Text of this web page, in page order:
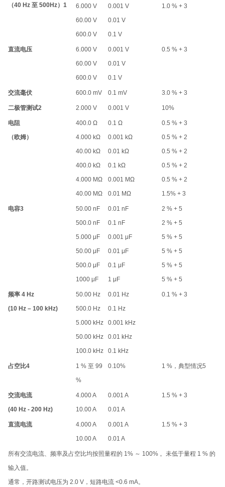
（40 Hz 至 500Hz）1
6.000 V
60.00 V
600.0 V
0.001 V
0.01 V
0.1 V
1.0 % + 3
直流电压
6.000 V
60.00 V
600.0 V
0.001 V
0.01 V
0.1 V
0.5 % + 3
交流毫伏 600.0 mV 0.1 mV 3.0 % + 3
二极管测试2 2.000 V 0.001 V 10%
电阻
（欧姆）
400.0 Ω
4.000 kΩ
40.00 kΩ
400.0 kΩ
4.000 MΩ
40.00 MΩ
0.1 Ω
0.001 kΩ
0.01 kΩ
0.1 kΩ
0.001 MΩ
0.01 MΩ
0.5 % + 3
0.5 % + 2
0.5 % + 2
0.5 % + 2
0.5 % + 2
1.5% + 3
电容3
50.00 nF
500.0 nF
5.000 μF
50.00 μF
500.0 μF
1000 μF
0.01 nF
0.1 nF
0.001 μF
0.01 μF
0.1 μF
1 μF
2 % + 5
2 % + 5
5 % + 5
5 % + 5
5 % + 5
5 % + 5
频率4Hz
(10 Hz – 100 kHz)
50.00 Hz
500.0 Hz
5.000 kHz
50.00 kHz
100.0 kHz
0.01 Hz
0.1 Hz
0.001 kHz
0.01 kHz
0.1 kHz
0.1 % + 3
占空比4
1 % 至 99
%
0.10% 1 %，典型情况5
交流电流
(40 Hz - 200 Hz)
4.000 A
10.00 A
0.001 A
0.01 A
1.5 % + 3
直流电流
4.000 A
10.00 A
0.001 A
0.01 A
1.5 % + 3
所有交流电流、频率及占空比均按照量程的 1% ～ 100% 。未低于量程 1 % 的
输入值。
通常，开路测试电压为 2.0 V，短路电流 <0.6 mA。